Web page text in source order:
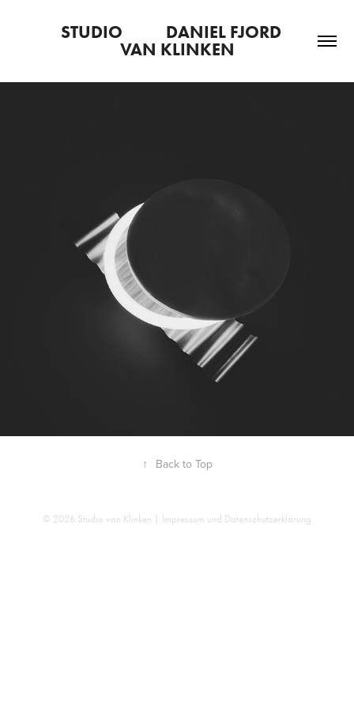
STUDIO           DANIEL FJORD
VAN KLINKEN
↑ Back to Top
© 2026 Studio van Klinken | Impressum und Datenschutzerklärung